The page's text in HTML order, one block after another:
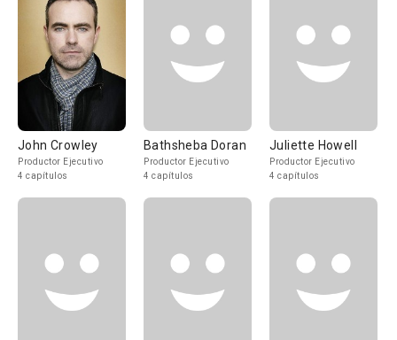
John Crowley
Productor Ejecutivo
4 capítulos
Bathsheba Doran
Productor Ejecutivo
4 capítulos
Juliette Howell
Productor Ejecutivo
4 capítulos